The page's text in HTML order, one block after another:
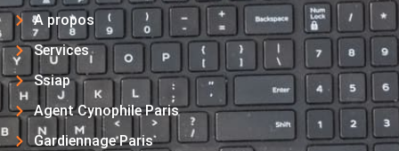
A propos
Services
Ssiap
Agent Cynophile Paris
Gardiennage Paris